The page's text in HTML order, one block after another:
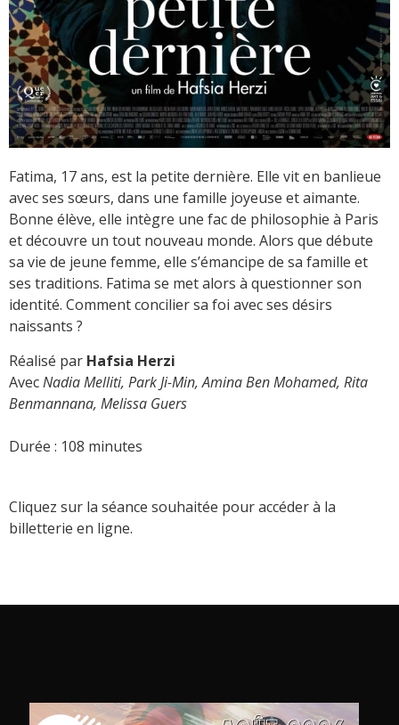
Fatima, 17 ans, est la petite dernière. Elle vit en banlieue
avec ses sœurs, dans une famille joyeuse et aimante.
Bonne élève, elle intègre une fac de philosophie à Paris
et découvre un tout nouveau monde. Alors que débute
sa vie de jeune femme, elle s’émancipe de sa famille et
ses traditions. Fatima se met alors à questionner son
identité. Comment concilier sa foi avec ses désirs
naissants ?
Réalisé par Hafsia Herzi
AvecNadia Melliti, Park Ji-Min, Amina Ben Mohamed, Rita
Benmannana, Melissa Guers
Durée : 108 minutes
Cliquez sur la séance souhaitée pour accéder à la
billetterie en ligne.